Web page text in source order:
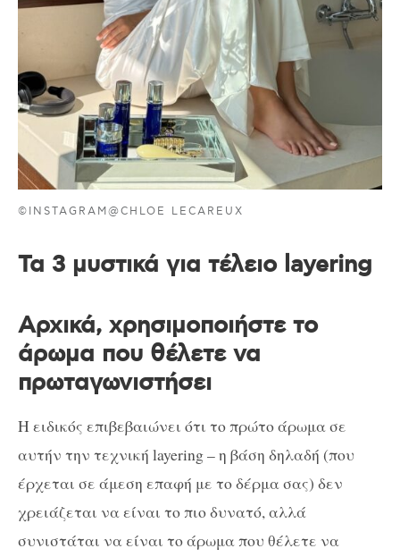
©INSTAGRAM@CHLOE LECAREUX
Τα 3 μυστικά για τέλειο layering
Αρχικά, χρησιμοποιήστε το
άρωμα που θέλετε να
πρωταγωνιστήσει
Η ειδικός επιβεβαιώνει ότι το πρώτο άρωμα σε
αυτήν την τεχνική layering – η βάση δηλαδή (που
έρχεται σε άμεση επαφή με το δέρμα σας) δεν
χρειάζεται να είναι το πιο δυνατό, αλλά
συνιστάται να είναι το άρωμα που θέλετε να